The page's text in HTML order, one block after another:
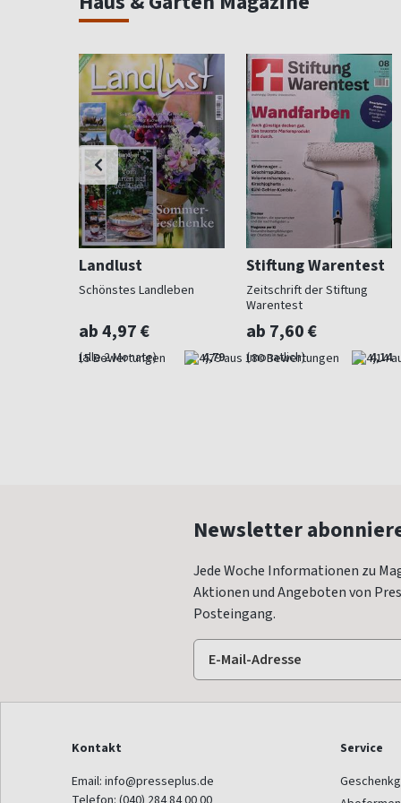
Landlust
Schönstes Landleben
ab 4,97 €
(alle 2 Monate) 4,79
Stiftung Warentest
Zeitschrift der Stiftung
Warentest
ab 7,60 €
(monatlich) 4,14
Newsletter
Jede Woche Informationen zu
Aktionen und Angeboten von
Posteingang.
Kontakt
Email: info@presseplus.de
Service